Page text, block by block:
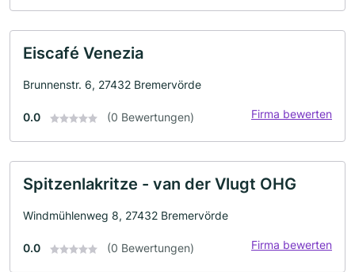
Eiscafé Venezia
Brunnenstr. 6, 27432 Bremervörde
0.0 (0 Bewertungen) Firma bewerten
Spitzenlakritze - van der Vlugt OHG
Windmühlenweg 8, 27432 Bremervörde
0.0 (0 Bewertungen) Firma bewerten